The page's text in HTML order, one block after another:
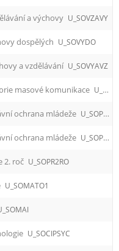
a výchovy U_SOVZAVY
dospělých U_SOVYDO
a vzdělávání U_SOVYAVZ
masové komunikace U_SOTEMAKO
ochrana mládeže U_SOPROCM7
ochrana mládeže U_SOPROCM6
2. roč U_SOPR2RO
U_SOMATO1
U_SOCIPSYC